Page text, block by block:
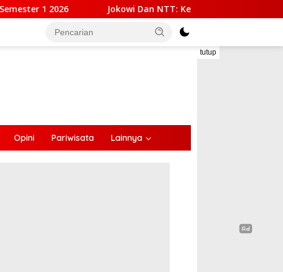
Jokowi Dan NTT: Kepemimpinan Yang Hadir, Bekerja, Dan Dekat
tutup
Opini Pariwisata Lainnya